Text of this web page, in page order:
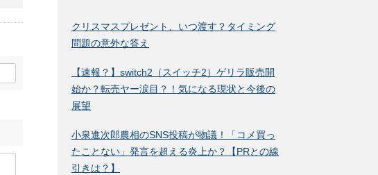
クリスマスプレゼント、いつ渡す？タイミング
問題の意外な答え
【速報？】switch2（スイッチ2）ゲリラ販売開
始か？転売ヤー涙目？！気になる現状と今後の
展望
小泉進次郎農相のSNS投稿が物議！「コメ買っ
たことない」発言を超える炎上か？【PRとの線
引きは？】